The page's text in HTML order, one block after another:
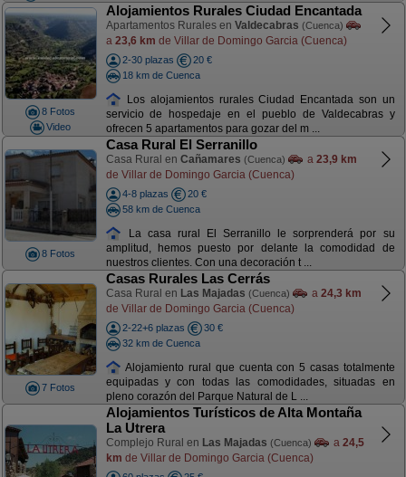
8 Fotos
Video
Alojamientos Rurales Ciudad Encantada
Apartamentos Rurales en Valdecabras (Cuenca)
a 23,6 km de Villar de Domingo Garcia (Cuenca)
2-30 plazas
20 €
18 km de Cuenca
Los alojamientos rurales Ciudad Encantada son un
servicio de hospedaje en el pueblo de Valdecabras y
ofrecen 5 apartamentos para gozar del m ...
8 Fotos
Casa Rural El Serranillo
Casa Rural en Cañamares (Cuenca) a 23,9 km
de Villar de Domingo Garcia (Cuenca)
4-8 plazas
20 €
58 km de Cuenca
La casa rural El Serranillo le sorprenderá por su
amplitud, hemos puesto por delante la comodidad de
nuestros clientes. Con una decoración t ...
7 Fotos
Casas Rurales Las Cerrás
Casa Rural en Las Majadas (Cuenca) a 24,3 km
de Villar de Domingo Garcia (Cuenca)
2-22+6 plazas
30 €
32 km de Cuenca
Alojamiento rural que cuenta con 5 casas totalmente
equipadas y con todas las comodidades, situadas en
pleno corazón del Parque Natural de L ...
Alojamientos Turísticos de Alta Montaña
La Utrera
Complejo Rural en Las Majadas (Cuenca) a 24,5
km de Villar de Domingo Garcia (Cuenca)